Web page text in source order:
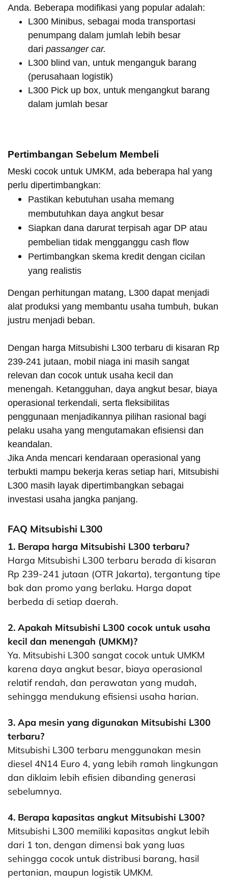
Anda. Beberapa modifikasi yang popular adalah:
L300 Minibus, sebagai moda transportasi
penumpang dalam jumlah lebih besar
dari passanger car.
L300 blind van, untuk menganguk barang
(perusahaan logistik)
L300 Pick up box, untuk mengangkut barang
dalam jumlah besar
Pertimbangan Sebelum Membeli
Meski cocok untuk UMKM, ada beberapa hal yang
perlu dipertimbangkan:
Pastikan kebutuhan usaha memang
membutuhkan daya angkut besar
Siapkan dana darurat terpisah agar DP atau
pembelian tidak mengganggu cash flow
Pertimbangkan skema kredit dengan cicilan
yang realistis
Dengan perhitungan matang, L300 dapat menjadi
alat produksi yang membantu usaha tumbuh, bukan
justru menjadi beban.
Dengan harga Mitsubishi L300 terbaru di kisaran Rp
239-241 jutaan, mobil niaga ini masih sangat
relevan dan cocok untuk usaha kecil dan
menengah. Ketangguhan, daya angkut besar, biaya
operasional terkendali, serta fleksibilitas
penggunaan menjadikannya pilihan rasional bagi
pelaku usaha yang mengutamakan efisiensi dan
keandalan.
Jika Anda mencari kendaraan operasional yang
terbukti mampu bekerja keras setiap hari, Mitsubishi
L300 masih layak dipertimbangkan sebagai
investasi usaha jangka panjang.
FAQ Mitsubishi L300
1. Berapa harga Mitsubishi L300 terbaru?
Harga Mitsubishi L300 terbaru berada di kisaran
Rp 239-241 jutaan (OTR Jakarta), tergantung tipe
bak dan promo yang berlaku. Harga dapat
berbeda di setiap daerah.
2. Apakah Mitsubishi L300 cocok untuk usaha
kecil dan menengah (UMKM)?
Ya. Mitsubishi L300 sangat cocok untuk UMKM
karena daya angkut besar, biaya operasional
relatif rendah, dan perawatan yang mudah,
sehingga mendukung efisiensi usaha harian.
3. Apa mesin yang digunakan Mitsubishi L300
terbaru?
Mitsubishi L300 terbaru menggunakan mesin
diesel 4N14 Euro 4, yang lebih ramah lingkungan
dan diklaim lebih efisien dibanding generasi
sebelumnya.
4. Berapa kapasitas angkut Mitsubishi L300?
Mitsubishi L300 memiliki kapasitas angkut lebih
dari 1 ton, dengan dimensi bak yang luas
sehingga cocok untuk distribusi barang, hasil
pertanian, maupun logistik UMKM.